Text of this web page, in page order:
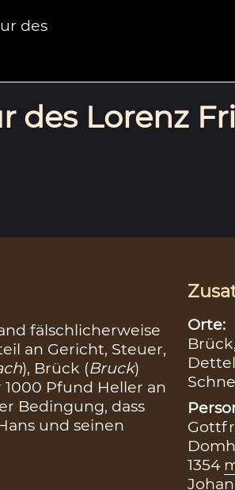
des
des Lorenz
fälschlicherweise
an Gericht, Steuer,
), Brück (Bruck)
1000 Pfund Heller an
Bedingung, dass
und seinen
Orte:
Brück,
1354